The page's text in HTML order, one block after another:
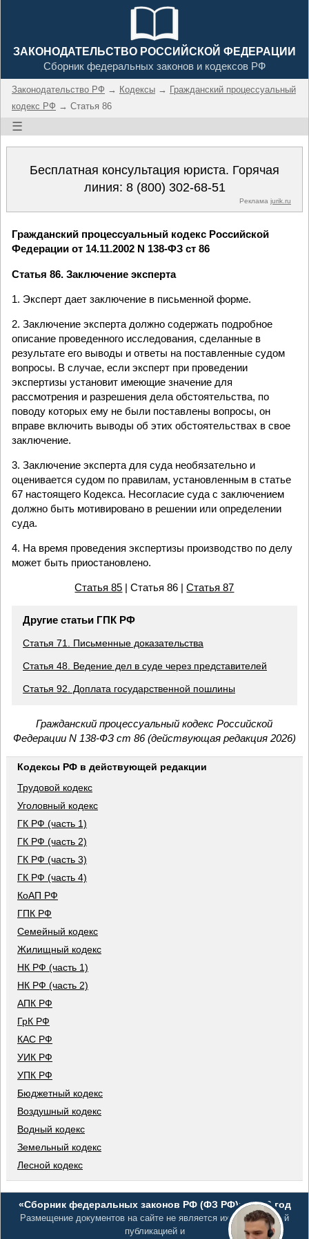
ЗАКОНОДАТЕЛЬСТВО РОССИЙСКОЙ ФЕДЕРАЦИИ
Сборник федеральных законов и кодексов РФ
Законодательство РФ → Кодексы → Гражданский процессуальный
кодекс РФ → Статья 86
☰
Бесплатная консультация юриста. Горячая
линия: 8 (800) 302-68-51
Реклама jurik.ru
Гражданский процессуальный кодекс Российской
Федерации от 14.11.2002 N 138-ФЗ ст 86
Статья 86. Заключение эксперта
1. Эксперт дает заключение в письменной форме.
2. Заключение эксперта должно содержать подробное
описание проведенного исследования, сделанные в
результате его выводы и ответы на поставленные судом
вопросы. В случае, если эксперт при проведении
экспертизы установит имеющие значение для
рассмотрения и разрешения дела обстоятельства, по
поводу которых ему не были поставлены вопросы, он
вправе включить выводы об этих обстоятельствах в свое
заключение.
3. Заключение эксперта для суда необязательно и
оценивается судом по правилам, установленным в статье
67 настоящего Кодекса. Несогласие суда с заключением
должно быть мотивировано в решении или определении
суда.
4. На время проведения экспертизы производство по делу
может быть приостановлено.
Статья 85 | Статья 86 |Статья 87
Другие статьи ГПК РФ
Статья 71. Письменные доказательства
Статья 48. Ведение дел в суде через представителей
Статья 92. Доплата государственной пошлины
Гражданский процессуальный кодекс Российской
Федерации N 138-ФЗ ст 86 (действующая редакция 2026)
Кодексы РФ в действующей редакции
Трудовой кодекс
Уголовный кодекс
ГК РФ (часть 1)
ГК РФ (часть 2)
ГК РФ (часть 3)
ГК РФ (часть 4)
КоАП РФ
ГПК РФ
Семейный кодекс
Жилищный кодекс
НК РФ (часть 1)
НК РФ (часть 2)
АПК РФ
ГрК РФ
КАС РФ
УИК РФ
УПК РФ
Бюджетный кодекс
Воздушный кодекс
Водный кодекс
Земельный кодекс
Лесной кодекс
«Сборник федеральных законов РФ (ФЗ РФ)», 2026 год
Размещение документов на сайте не является их официальной
публикацией и